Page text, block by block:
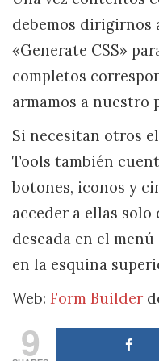
debemos dirigirnos
«Generate CSS»
completos
armamos a nuestro
Si necesitan otros
Tools también
botones, iconos y
acceder a ellas solo
deseada en el
en la esquina
Web: Form Builder
9